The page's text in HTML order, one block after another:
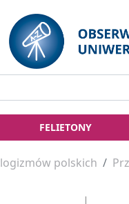
FELIETONY
polskich